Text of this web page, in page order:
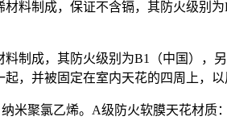
料制成，保证不含镉，其防火级别
料制成，其防火级别为B1（中国），
，并被固定在室内天花的四周上，以
米聚氯乙烯。A级防火软膜天花材质